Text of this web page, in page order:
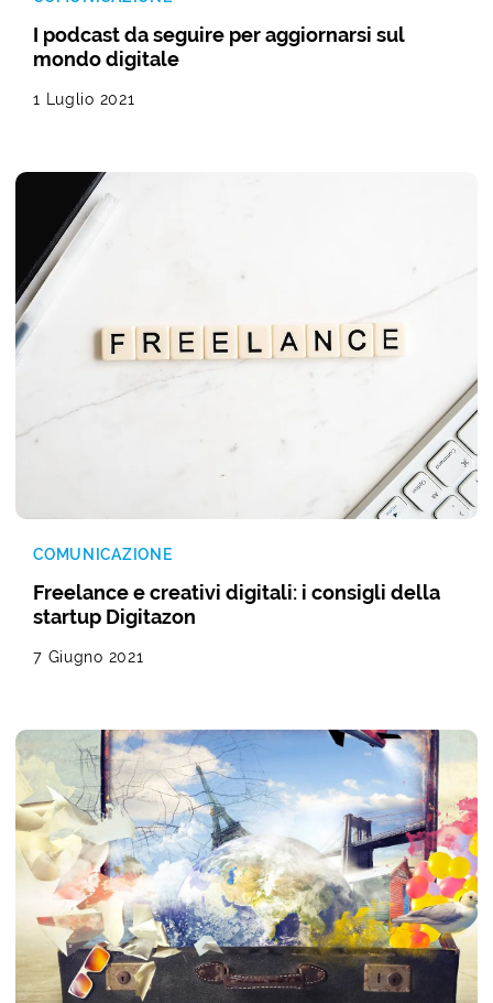
I podcast da seguire per aggiornarsi sul
mondo digitale
1 Luglio 2021
COMUNICAZIONE
Freelance e creativi digitali: i consigli della
startup Digitazon
7 Giugno 2021